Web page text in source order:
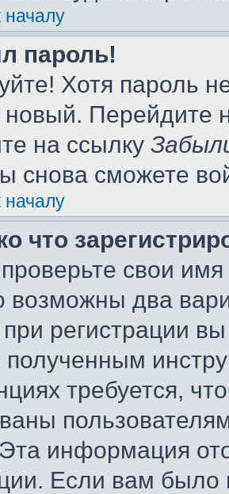
началу
пароль!
Хотя пароль
новый. Перейдите
на ссылку
снова сможете
началу
что
свои
возможны два
регистрации
полученным
требуется,
информация
Если вам